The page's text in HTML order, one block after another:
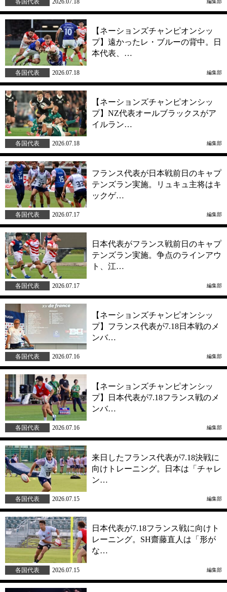
各国代表 2026.07.18 編集部
【ネーションズチャンピオンシッ
プ】遠かったレ・ブルーの背中。日
本代表、…
各国代表 2026.07.18 編集部
【ネーションズチャンピオンシッ
プ】NZ代表オールブラックスがア
イルラン…
各国代表 2026.07.18 編集部
フランス代表が日本戦前日のキャプ
テンズラン実施。リュキュ主将はキ
ックゲ…
各国代表 2026.07.17 編集部
日本代表がフランス戦前日のキャプ
テンズラン実施。争点のラインアウ
ト、江…
各国代表 2026.07.17 編集部
【ネーションズチャンピオンシッ
プ】フランス代表が7.18日本戦のメ
ンバ…
各国代表 2026.07.16 編集部
【ネーションズチャンピオンシッ
プ】日本代表が7.18フランス戦のメ
ンバ…
各国代表 2026.07.16 編集部
来日したフランス代表が7.18決戦に
向けトレーニング。日本は「チャレ
ン…
各国代表 2026.07.15 編集部
日本代表が7.18フランス戦に向けト
レーニング。SH齋藤直人は「形が
な…
各国代表 2026.07.15 編集部